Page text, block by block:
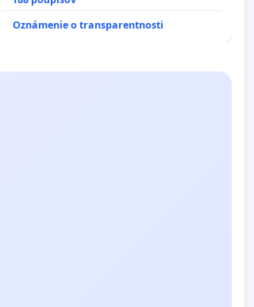
Oznámenie o transparentnosti